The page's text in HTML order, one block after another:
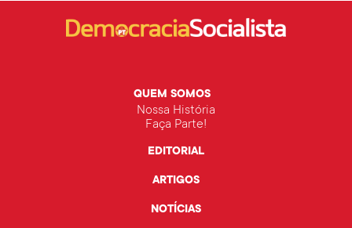
QUEM SOMOS
Nossa História
Faça Parte!
EDITORIAL
ARTIGOS
NOTÍCIAS